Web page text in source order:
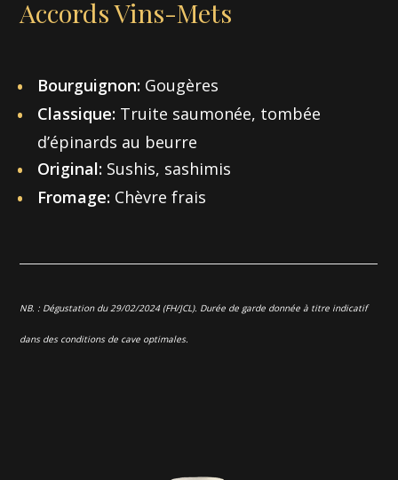
Accords Vins-Mets
Bourguignon: Gougères
Classique: Truite saumonée, tombée
d’épinards au beurre
Original: Sushis, sashimis
Fromage: Chèvre frais
NB. : Dégustation du 29/02/2024 (FH/JCL). Durée de garde donnée à titre indicatif
dans des conditions de cave optimales.